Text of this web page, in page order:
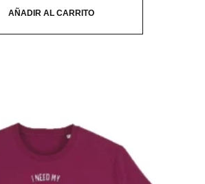
AÑADIR AL CARRITO